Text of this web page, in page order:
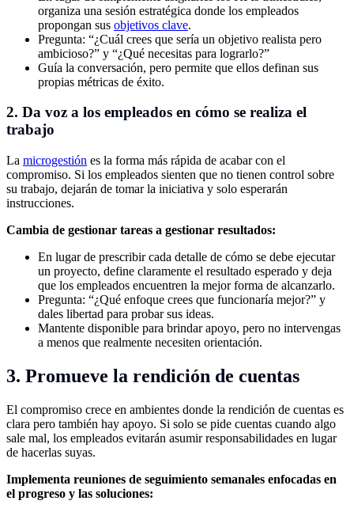
organiza una sesión estratégica donde los empleados
propongan sus objetivos clave.
Pregunta: “¿Cuál crees que sería un objetivo realista pero
ambicioso?” y “¿Qué necesitas para lograrlo?”
Guía la conversación, pero permite que ellos definan sus
propias métricas de éxito.
2. Da voz a los empleados en cómo se realiza el
trabajo
La microgestión es la forma más rápida de acabar con el
compromiso. Si los empleados sienten que no tienen control sobre
su trabajo, dejarán de tomar la iniciativa y solo esperarán
instrucciones.
Cambia de gestionar tareas a gestionar resultados:
En lugar de prescribir cada detalle de cómo se debe ejecutar
un proyecto, define claramente el resultado esperado y deja
que los empleados encuentren la mejor forma de alcanzarlo.
Pregunta: “¿Qué enfoque crees que funcionaría mejor?” y
dales libertad para probar sus ideas.
Mantente disponible para brindar apoyo, pero no intervengas
a menos que realmente necesiten orientación.
3. Promueve la rendición de cuentas
El compromiso crece en ambientes donde la rendición de cuentas es
clara pero también hay apoyo. Si solo se pide cuentas cuando algo
sale mal, los empleados evitarán asumir responsabilidades en lugar
de hacerlas suyas.
Implementa reuniones de seguimiento semanales enfocadas en
el progreso y las soluciones: